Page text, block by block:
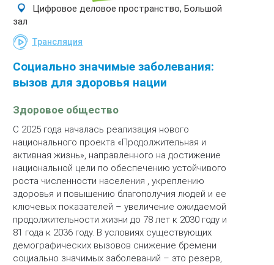
Цифровое деловое пространство, Большой
зал
Трансляция
Социально значимые заболевания:
вызов для здоровья нации
Здоровое общество
С 2025 года началась реализация нового
национального проекта «Продолжительная и
активная жизнь», направленного на достижение
национальной цели по обеспечению устойчивого
роста численности населения , укреплению
здоровья и повышению благополучия людей и ее
ключевых показателей – увеличение ожидаемой
продолжительности жизни до 78 лет к 2030 году и
81 года к 2036 году. В условиях существующих
демографических вызовов снижение бремени
социально значимых заболеваний – это резерв,